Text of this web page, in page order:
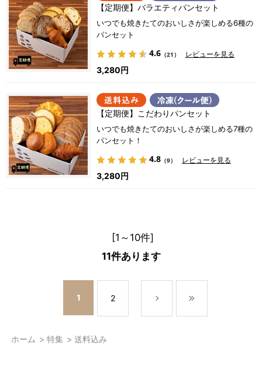
【定期便】バラエティパンセット
いつでも焼きたてのおいしさが楽しめる6種の
パンセット
4.6 （21）
レビューを見る
3,280円
【定期便】こだわりパンセット
いつでも焼きたてのおいしさが楽しめる7種の
パンセット！
4.8 （9）
レビューを見る
3,280円
[1～10件]
11件あります
1 2
ホーム > 特集 > 送料込み